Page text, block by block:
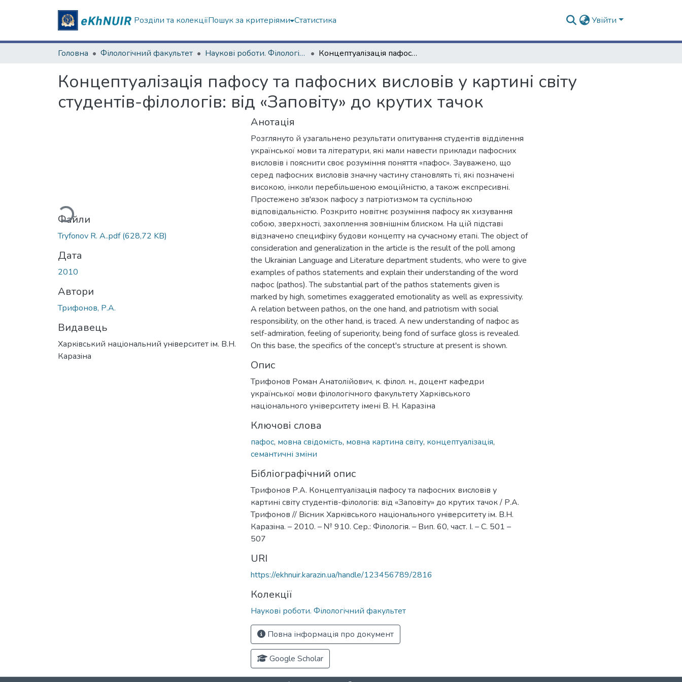
Розділи та колекціїПошук за критеріями Статистика Увійти
Головна Філологічний факультет Наукові роботи. Філологічний факультет Концептуалізація пафосу та пафосних висловів у картині світу студентів-філологів: від «Заповіту» до крутих тачок
Концептуалізація пафосу та пафосних висловів у картині світу
студентів-філологів: від «Заповіту» до крутих тачок
Вантажиться...
Файли
Tryfonov R. A..pdf(628,72 KB)
Дата
2010
Автори
Трифонов, Р.А.
Видавець
Харкiвський нацiональний унiверситет iм. В.Н.
Каразiна
Анотація
Розглянуто й узагальнено результати опитування студентів відділення
української мови та літератури, які мали навести приклади пафосних
висловів і пояснити своє розуміння поняття «пафос». Зауважено, що
серед пафосних висловів значну частину становлять ті, які позначені
високою, інколи перебільшеною емоційністю, а також експресивні.
Простежено зв'язок пафосу з патріотизмом та суспільною
відповідальністю. Розкрито новітнє розуміння пафосу як хизування
собою, зверхності, захоплення зовнішнім блиском. На цій підставі
відзначено специфіку будови концепту на сучасному етапі. The object of
consideration and generalization in the article is the result of the poll among
the Ukrainian Language and Literature department students, who were to give
examples of pathos statements and explain their understanding of the word
пафос (pathos). The substantial part of the pathos statements given is
marked by high, sometimes exaggerated emotionality as well as expressivity.
A relation between pathos, on the one hand, and patriotism with social
responsibility, on the other hand, is traced. A new understanding of пафос as
self-admiration, feeling of superiority, being fond of surface gloss is revealed.
On this base, the specifics of the concept's structure at present is shown.
Опис
Трифонов Роман Анатолійович, к. філол. н., доцент кафедри
української мови філологічного факультету Харківського
національного університету імені В. Н. Каразіна
Ключові слова
пафос, мовна свідомість, мовна картина світу, концептуалізація,
семантичні зміни
Бібліографічний опис
Трифонов Р.А. Концептуалізація пафосу та пафосних висловів у
картині світу студентів-філологів: від «Заповіту» до крутих тачок / Р.А.
Трифонов // Вiсник Харкiвського нацiонального унiверситету iм. В.Н.
Каразiна. – 2010. – № 910. Сер.: Філологія. – Вип. 60, част. І. – С. 501 –
507
URI
https://ekhnuir.karazin.ua/handle/123456789/2816
Колекції
Наукові роботи. Філологічний факультет
Повна інформація про документ
Google Scholar